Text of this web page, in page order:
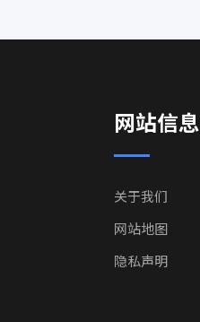
网站信息
关于我们
网站地图
隐私声明